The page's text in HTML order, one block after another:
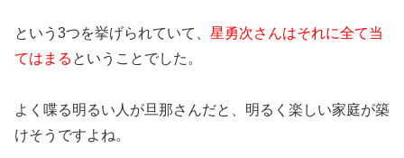
という3つを挙げられていて、 星勇次さんはそれに全て当
てはまる ということでした。
よく喋る明るい人が旦那さんだと、明るく楽しい家庭が築
けそうですよね。